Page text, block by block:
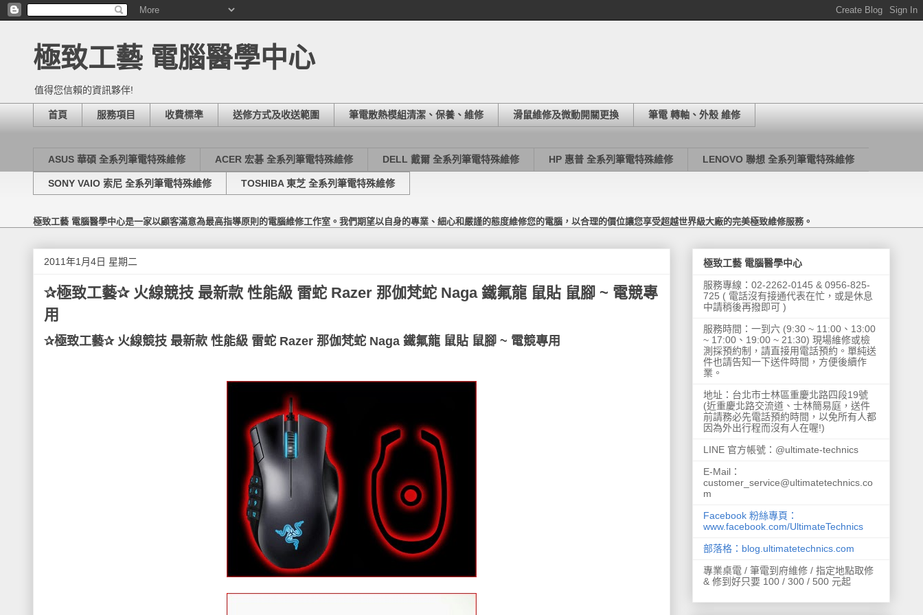
極致工藝 電腦醫學中心
值得您信賴的資訊夥伴!
首頁 服務項目 收費標準 送修方式及收送範圍 筆電散熱模組清潔、保養、維修 滑鼠維修及微動開關更換 筆電 轉軸、外殼 維修
ASUS 華碩 全系列筆電特殊維修 ACER 宏碁 全系列筆電特殊維修 DELL 戴爾 全系列筆電特殊維修 HP 惠普 全系列筆電特殊維修 LENOVO 聯想 全系列筆電特殊維修
SONY VAIO 索尼 全系列筆電特殊維修 TOSHIBA 東芝 全系列筆電特殊維修
極致工藝 電腦醫學中心是一家以顧客滿意為最高指導原則的電腦維修工作室。我們期望以自身的專業、細心和嚴謹的態度維修您的電腦，以合理的價位讓您享受超越世界級大廠的完美極致維修服務。
2011年1月4日 星期二
✰極致工藝✰ 火線競技 最新款 性能級 雷蛇 Razer 那伽梵蛇 Naga 鐵氟龍 鼠貼 鼠腳 ~ 電競專
用
✰極致工藝✰ 火線競技 最新款 性能級 雷蛇 Razer 那伽梵蛇 Naga 鐵氟龍 鼠貼 鼠腳 ~ 電競專用
極致工藝 電腦醫學中心
服務專線：02-2262-0145 & 0956-825-
725 ( 電話沒有接通代表在忙，或是休息
中請稍後再撥即可 )
服務時間：一到六 (9:30 ~ 11:00、13:00
~ 17:00、19:00 ~ 21:30) 現場維修或檢
測採預約制，請直接用電話預約。單純送
件也請告知一下送件時間，方便後續作
業。
地址：台北市士林區重慶北路四段19號
(近重慶北路交流道、士林簡易庭，送件
前請務必先電話預約時間，以免所有人都
因為外出行程而沒有人在喔!)
LINE 官方帳號：@ultimate-technics
E-Mail：
customer_service@ultimatetechnics.co
m
Facebook 粉絲專頁：
www.facebook.com/UltimateTechnics
部落格：blog.ultimatetechnics.com
專業桌電 / 筆電到府維修 / 指定地點取修
& 修到好只要 100 / 300 / 500 元起